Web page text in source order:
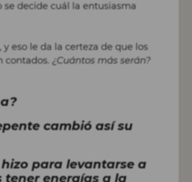
se decide cuál la entusiasma
eso le da la certeza de que los
contados.¿Cuántos más serán?
cambió así su
para levantarse a
tener energías a la